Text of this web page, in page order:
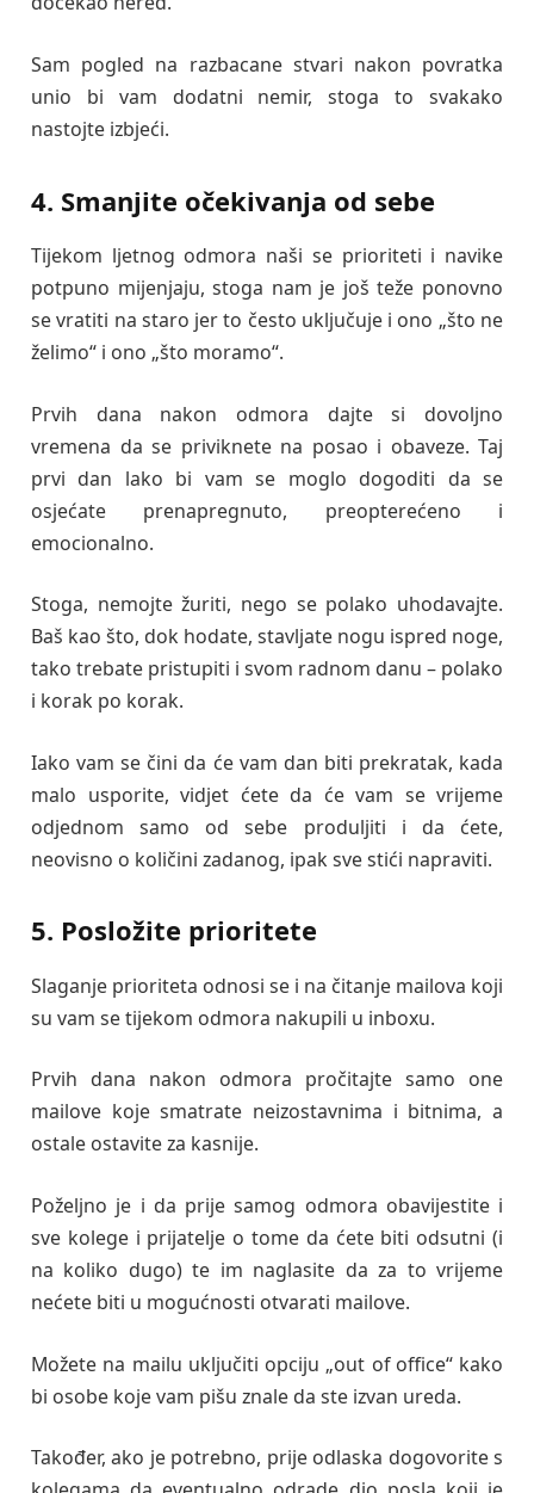
Sam pogled na razbacane stvari nakon povratka
unio bi vam dodatni nemir, stoga to svakako
nastojte izbjeći.
4. Smanjite očekivanja od sebe
Tijekom ljetnog odmora naši se prioriteti i navike
potpuno mijenjaju, stoga nam je još teže ponovno
se vratiti na staro jer to često uključuje i ono „što ne
želimo“ i ono „što moramo“.
Prvih dana nakon odmora dajte si dovoljno
vremena da se priviknete na posao i obaveze. Taj
prvi dan lako bi vam se moglo dogoditi da se
osjećate prenapregnuto, preopterećeno i
emocionalno.
Stoga, nemojte žuriti, nego se polako uhodavajte.
Baš kao što, dok hodate, stavljate nogu ispred noge,
tako trebate pristupiti i svom radnom danu – polako
i korak po korak.
Iako vam se čini da će vam dan biti prekratak, kada
malo usporite, vidjet ćete da će vam se vrijeme
odjednom samo od sebe produljiti i da ćete,
neovisno o količini zadanog, ipak sve stići napraviti.
5. Posložite prioritete
Slaganje prioriteta odnosi se i na čitanje mailova koji
su vam se tijekom odmora nakupili u inboxu.
Prvih dana nakon odmora pročitajte samo one
mailove koje smatrate neizostavnima i bitnima, a
ostale ostavite za kasnije.
Poželjno je i da prije samog odmora obavijestite i
sve kolege i prijatelje o tome da ćete biti odsutni (i
na koliko dugo) te im naglasite da za to vrijeme
nećete biti u mogućnosti otvarati mailove.
Možete na mailu uključiti opciju „out of office“ kako
bi osobe koje vam pišu znale da ste izvan ureda.
Također, ako je potrebno, prije odlaska dogovorite s